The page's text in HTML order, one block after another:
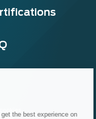
the best experience on